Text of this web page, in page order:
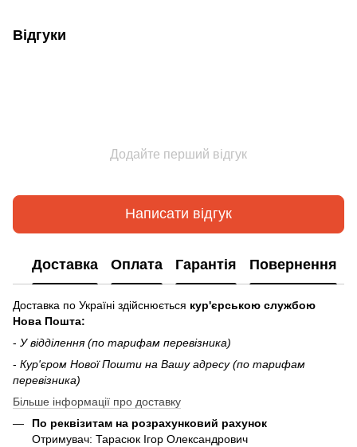
Відгуки
Додайте перший відгук
Написати відгук
Доставка Оплата Гарантія Повернення
Доставка по Україні здійснюється кур'єрською службою
Нова Пошта:
- У відділення (по тарифам перевізника)
- Кур'єром Нової Пошти на Вашу адресу (по тарифам
перевізника)
Більше інформації про доставку
По реквізитам на розрахунковий рахунок
Отримувач: Тарасюк Ігор Олександрович